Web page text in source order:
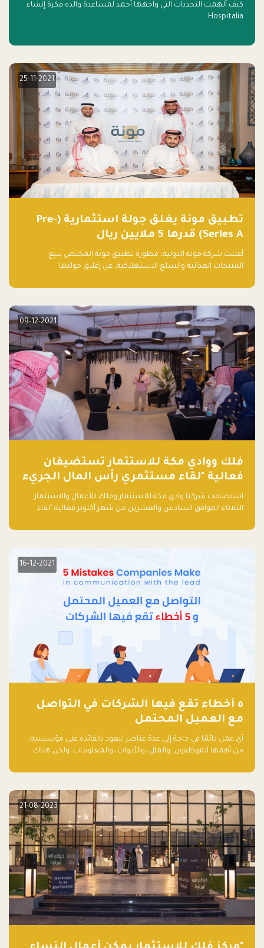
كيف ألهمت التحديات التي واجهها أحمد لمساعدة والده فكرة إنشاء
Hospitalia
25-11-2021
تطبيق مونة يغلق جولة استثمارية (Pre-
Series A) قدرها 5 ملايين ريال
أعلنت شركة مونة الدولية، مطورة تطبيق مونة المختص ببيع
المنتجات الغذائية والسلع الاستهلاكية، عن إغلاق جولتها
دولار أمريكي)، بقيادة شركتي دعم المنشآت المحدودة وتسارع القابضة
09-12-2021
فلك ووادي مكة للاستثمار تستضيفان
فعالية "لقاء مستثمري رأس المال الجريء
في المنطقة"
استضافت شركتا وادي مكة للاستثمار وفلك للأعمال والاستثمار
الثلاثاء الموافق السادس والعشرين من شهر أكتوبر فعالية "لقاء
مشاركاً من أبرز صناديق رأس المال الجريء وممثلي المؤسسات
16-12-2021
٥ أخطاء تقع فيها الشركات في التواصل
مع العميل المحتمل
أي عمل دائمًا في حاجة إلى عدة عناصر ليعود بالفائدة على مؤسسيه،
من أهمها الموظفون، والمال، والأدوات، والمعلومات. ولكن هناك
أساسه ذلك العمل.
21-08-2023